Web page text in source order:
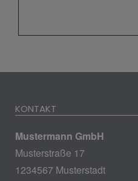
KONTAKT
Mustermann GmbH
Musterstraße 17
1234567 Musterstadt